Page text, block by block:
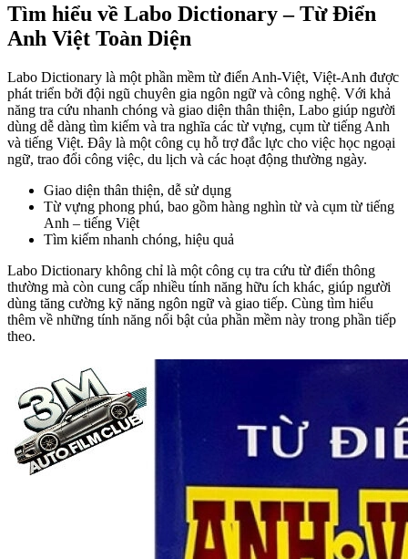
Tìm hiểu về Labo Dictionary – Từ Điển
Anh Việt Toàn Diện
Labo Dictionary là một phần mềm từ điển Anh-Việt, Việt-Anh được
phát triển bởi đội ngũ chuyên gia ngôn ngữ và công nghệ. Với khả
năng tra cứu nhanh chóng và giao diện thân thiện, Labo giúp người
dùng dễ dàng tìm kiếm và tra nghĩa các từ vựng, cụm từ tiếng Anh
và tiếng Việt. Đây là một công cụ hỗ trợ đắc lực cho việc học ngoại
ngữ, trao đổi công việc, du lịch và các hoạt động thường ngày.
Giao diện thân thiện, dễ sử dụng
Từ vựng phong phú, bao gồm hàng nghìn từ và cụm từ tiếng
Anh – tiếng Việt
Tìm kiếm nhanh chóng, hiệu quả
Labo Dictionary không chỉ là một công cụ tra cứu từ điển thông
thường mà còn cung cấp nhiều tính năng hữu ích khác, giúp người
dùng tăng cường kỹ năng ngôn ngữ và giao tiếp. Cùng tìm hiểu
thêm về những tính năng nổi bật của phần mềm này trong phần tiếp
theo.